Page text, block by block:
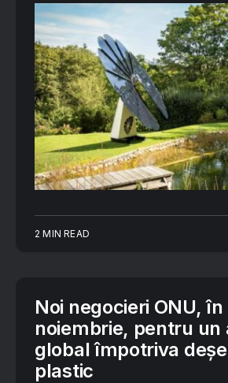
2 MIN READ
Noi negocieri ONU, în
noiembrie, pentru un
global împotriva
plastic